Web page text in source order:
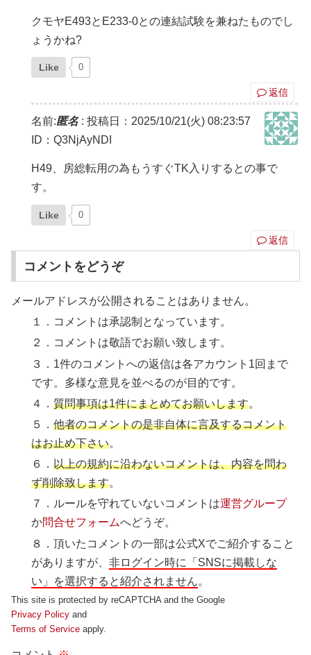
クモヤE493とE233-0との連結試験を兼ねたものでし
ょうかね?
Like 0
返信
名前:匿名: 投稿日：2025/10/21(火) 08:23:57
ID：Q3NjAyNDI
H49、房総転用の為もうすぐTK入りするとの事で
す。
Like 0
返信
コメントをどうぞ
メールアドレスが公開されることはありません。
１．コメントは承認制となっています。
２．コメントは敬語でお願い致します。
３．1件のコメントへの返信は各アカウント1回まで
です。多様な意見を並べるのが目的です。
４．質問事項は1件にまとめてお願いします。
５．他者のコメントの是非自体に言及するコメント
はお止め下さい。
６．以上の規約に沿わないコメントは、内容を問わ
ず削除致します。
７．ルールを守れていないコメントは運営グループ
か問合せフォームへどうぞ。
８．頂いたコメントの一部は公式Xでご紹介すること
がありますが、非ログイン時に「SNSに掲載しな
い」を選択すると紹介されません。
This site is protected by reCAPTCHA and the Google
Privacy Policy and
Terms of Service apply.